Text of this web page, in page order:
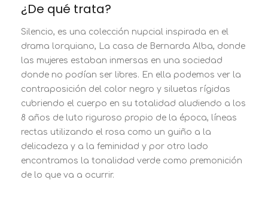
¿De qué trata?
Silencio, es una colección nupcial inspirada en el
drama lorquiano, La casa de Bernarda Alba, donde
las mujeres estaban inmersas en una sociedad
donde no podían ser libres. En ella podemos ver la
contraposición del color negro y siluetas rígidas
cubriendo el cuerpo en su totalidad aludiendo a los
8 años de luto riguroso propio de la época, líneas
rectas utilizando el rosa como un guiño a la
delicadeza y a la feminidad y por otro lado
encontramos la tonalidad verde como premonición
de lo que va a ocurrir.